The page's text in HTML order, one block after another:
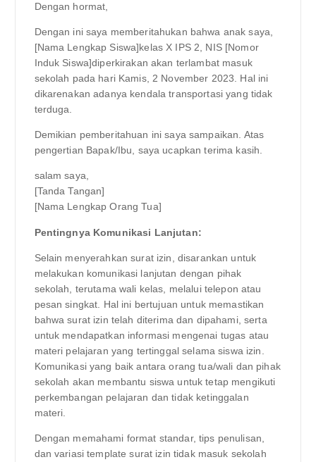
Dengan hormat,
Dengan ini saya memberitahukan bahwa anak saya,
[Nama Lengkap Siswa]kelas X IPS 2, NIS [Nomor
Induk Siswa]diperkirakan akan terlambat masuk
sekolah pada hari Kamis, 2 November 2023. Hal ini
dikarenakan adanya kendala transportasi yang tidak
terduga.
Demikian pemberitahuan ini saya sampaikan. Atas
pengertian Bapak/Ibu, saya ucapkan terima kasih.
salam saya,
[Tanda Tangan]
[Nama Lengkap Orang Tua]
Pentingnya Komunikasi Lanjutan:
Selain menyerahkan surat izin, disarankan untuk
melakukan komunikasi lanjutan dengan pihak
sekolah, terutama wali kelas, melalui telepon atau
pesan singkat. Hal ini bertujuan untuk memastikan
bahwa surat izin telah diterima dan dipahami, serta
untuk mendapatkan informasi mengenai tugas atau
materi pelajaran yang tertinggal selama siswa izin.
Komunikasi yang baik antara orang tua/wali dan pihak
sekolah akan membantu siswa untuk tetap mengikuti
perkembangan pelajaran dan tidak ketinggalan
materi.
Dengan memahami format standar, tips penulisan,
dan variasi template surat izin tidak masuk sekolah